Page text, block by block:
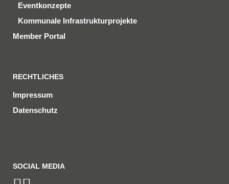
Eventkonzepte
Kommunale Infrastrukturprojekte
Member Portal
RECHTLICHES
Impressum
Datenschutz
SOCIAL MEDIA